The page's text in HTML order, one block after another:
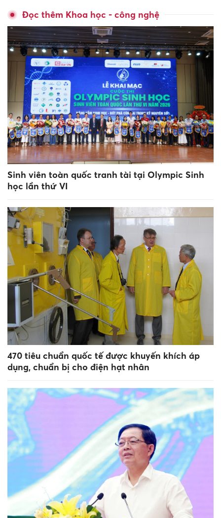
Đọc thêm Khoa học - công nghệ
Sinh viên toàn quốc tranh tài tại Olympic Sinh
học lần thứ VI
470 tiêu chuẩn quốc tế được khuyến khích áp
dụng, chuẩn bị cho điện hạt nhân